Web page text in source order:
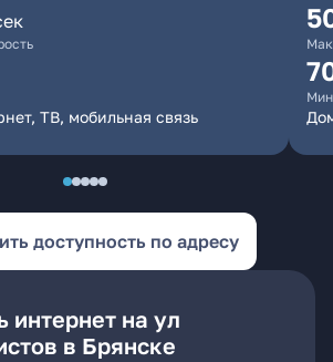
ТВ, мобильная связь
доступность по адресу
интернет на ул
в Брянске